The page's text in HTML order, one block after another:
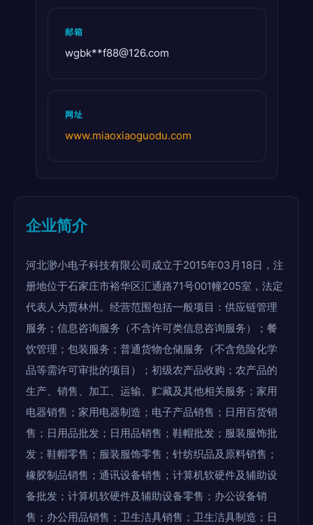
邮箱
wgbk**f88@126.com
网址
www.miaoxiaoguodu.com
企业简介
河北渺小电子科技有限公司成立于2015年03月18日，注
册地位于石家庄市裕华区汇通路71号001幢205室，法定
代表人为贾林州。经营范围包括一般项目：供应链管理
服务；信息咨询服务（不含许可类信息咨询服务）；餐
饮管理；包装服务；普通货物仓储服务（不含危险化学
品等需许可审批的项目）；初级农产品收购；农产品的
生产、销售、加工、运输、贮藏及其他相关服务；家用
电器销售；家用电器制造；电子产品销售；日用百货销
售；日用品批发；日用品销售；鞋帽批发；服装服饰批
发；鞋帽零售；服装服饰零售；针纺织品及原料销售；
橡胶制品销售；通讯设备销售；计算机软硬件及辅助设
备批发；计算机软硬件及辅助设备零售；办公设备销
售；办公用品销售；卫生洁具销售；卫生洁具制造；日